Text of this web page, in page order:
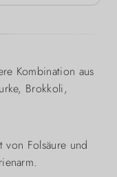
Kombination aus
Brokkoli,
Folsäure und